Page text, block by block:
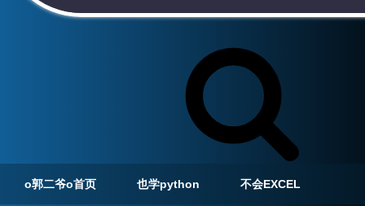
o郭二爷o首页 也学python 不会EXCEL